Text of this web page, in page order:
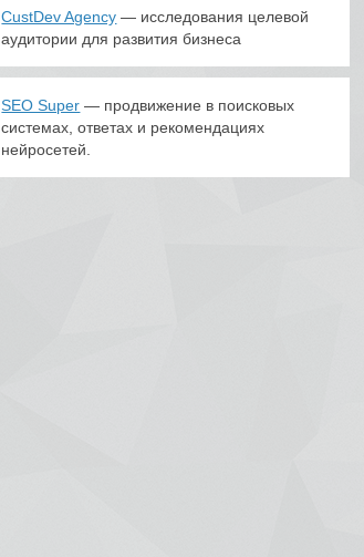
CustDev Agency — исследования целевой
аудитории для развития бизнеса
SEO Super — продвижение в поисковых
системах, ответах и рекомендациях
нейросетей.